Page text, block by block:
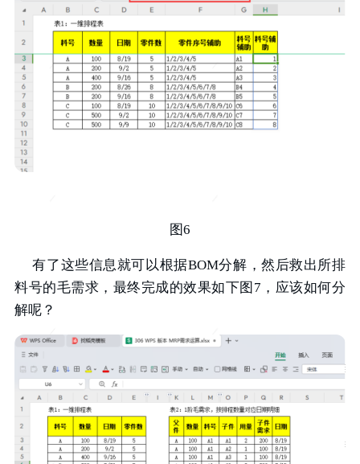
图6
有了这些信息就可以根据BOM分解，然后救出所排
料号的毛需求，最终完成的效果如下图7，应该如何分
解呢？